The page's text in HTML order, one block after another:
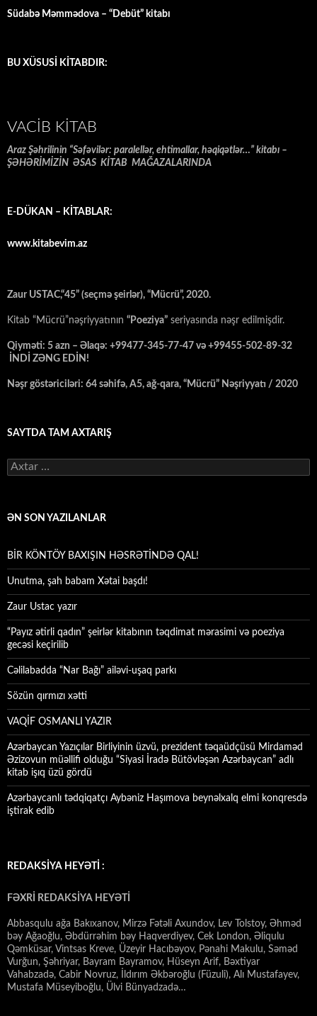
Südabə Məmmədova – “Debüt” kitabı
BU XÜSUSİ KİTABDIR:
VACIB KITAB
Araz Şəhrilinin “Səfəvilər: paralellər, ehtimallar, həqiqətlər…” kitabı –
ŞƏHƏRİMİZİN ƏSAS KİTAB MAĞAZALARINDA
E-DÜKAN – KİTABLAR:
www.kitabevim.az
Zaur USTAC,“45” (seçmə şeirlər), “Mücrü”, 2020.
Kitab “Mücrü”nəşriyyatının “Poeziya” seriyasında nəşr edilmişdir.
Qiyməti: 5 azn – Əlaqə: +99477-345-77-47 və +99455-502-89-32
İNDİ ZƏNG EDİN!
Nəşr göstəriciləri: 64 səhifə, A5, ağ-qara, “Mücrü” Nəşriyyatı / 2020
SAYTDA TAM AXTARIŞ
Axtarış:
ƏN SON YAZILANLAR
BİR KÖNTÖY BAXIŞIN HƏSRƏTİNDƏ QAL!
Unutma, şah babam Xətai başdı!
Zaur Ustac yazır
“Payız ətirli qadın” şeirlər kitabının təqdimat mərasimi və poeziya
gecəsi keçirilib
Cəlilabadda “Nar Bağı” ailəvi-uşaq parkı
Sözün qırmızı xətti
VAQİF OSMANLI YAZIR
Azərbaycan Yazıçılar Birliyinin üzvü, prezident təqaüdçüsü Mirdaməd
Əzizovun müəllifi olduğu “Siyasi İradə Bütövləşən Azərbaycan” adlı
kitab işıq üzü gördü
Azərbaycanlı tədqiqatçı Aybəniz Haşımova beynəlxalq elmi konqresdə
iştirak edib
REDAKSİYA HEYƏTİ :
FƏXRİ REDAKSİYA HEYƏTİ
Abbasqulu ağa Bakıxanov, Mirzə Fətəli Axundov, Lev Tolstoy, Əhməd
bəy Ağaoğlu, Əbdürrəhim bəy Haqverdiyev, Cek London, Əliqulu
Qəmküsar, Vintsas Kreve, Üzeyir Hacıbəyov, Pənahi Makulu, Səməd
Vurğun, Şəhriyar, Bayram Bayramov, Hüseyn Arif, Bəxtiyar
Vahabzadə, Cabir Novruz, İldırım Əkbəroğlu (Füzuli), Alı Mustafayev,
Mustafa Müseyiboğlu, Ülvi Bünyadzadə…